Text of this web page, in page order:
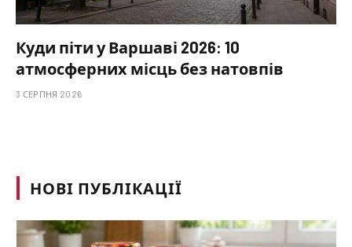
Куди піти у Варшаві 2026: 10
атмосферних місць без натовпів
3 СЕРПНЯ 2026
НОВІ ПУБЛІКАЦІЇ